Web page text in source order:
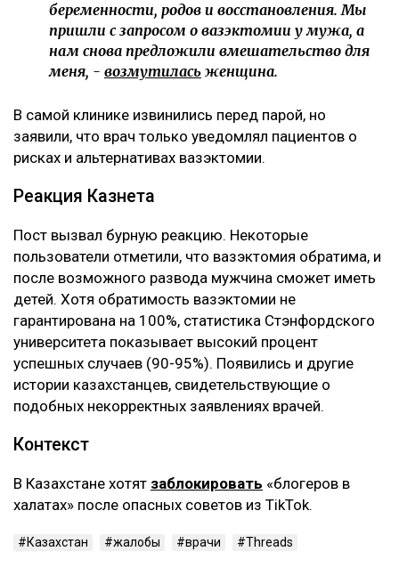
беременности, родов и восстановления. Мы
пришли с запросом о вазэктомии у мужа, а
нам снова предложили вмешательство для
меня, - возмутилась женщина.
‎В самой клинике извинились перед парой, но
заявили, что врач только уведомлял пациентов о
рисках и альтернативах вазэктомии.
‎Реакция Казнета
‎Пост вызвал бурную реакцию. Некоторые
пользователи отметили, что вазэктомия обратима, и
после возможного развода мужчина сможет иметь
детей. Хотя обратимость вазэктомии не
гарантирована на 100%, статистика Стэнфордского
университета показывает высокий процент
успешных случаев (90-95%). Появились и другие
истории казахстанцев, свидетельствующие о
подобных некорректных заявлениях врачей.
‎Контекст
‎В Казахстане хотят заблокировать «блогеров в
халатах» после опасных советов из TikTok.
Казахстан жалобы врачи Threads